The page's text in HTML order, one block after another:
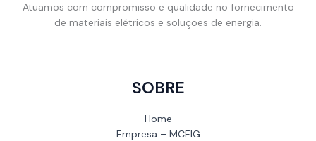
Atuamos com compromisso e qualidade no fornecimento
de materiais elétricos e soluções de energia.
SOBRE
Home
Empresa – MCEIG